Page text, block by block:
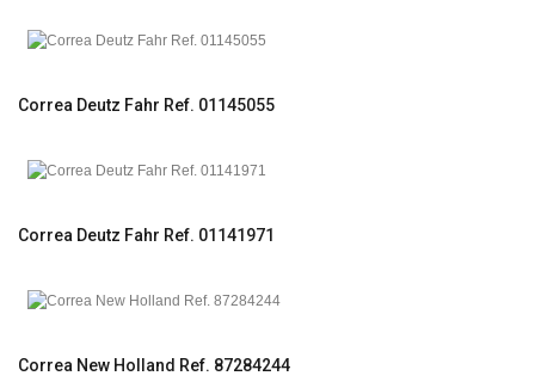
Correa Deutz Fahr Ref. 01145055
Correa Deutz Fahr Ref. 01141971
Correa New Holland Ref. 87284244